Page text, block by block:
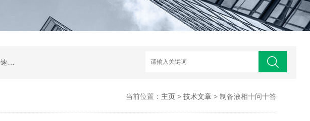
当前位置： 主页> 技术文章> 制备液相十问十答